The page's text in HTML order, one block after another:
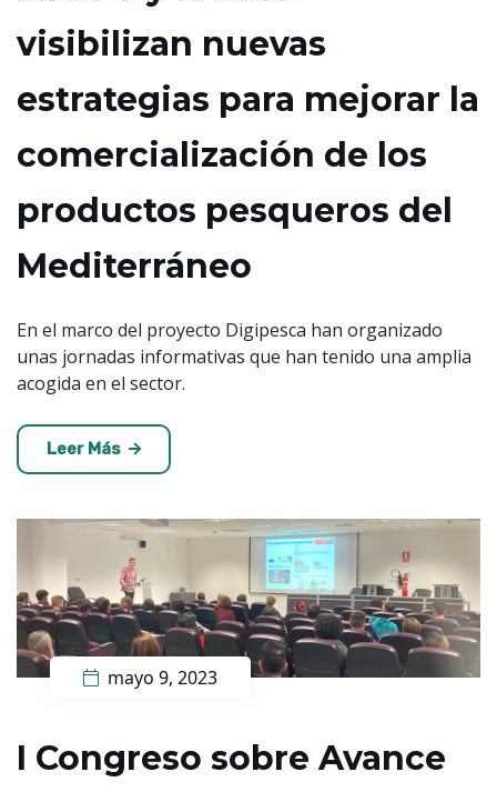
visibilizan nuevas
estrategias para mejorar la
comercialización d​e los
productos pesqueros del
Mediterráne​o​​
En el marco del proyecto Digipesca han organizado
unas jornadas informativas que han tenido una amplia
acogida en el sector.
Leer Más
mayo 9, 2023
I Congreso sobre Avance